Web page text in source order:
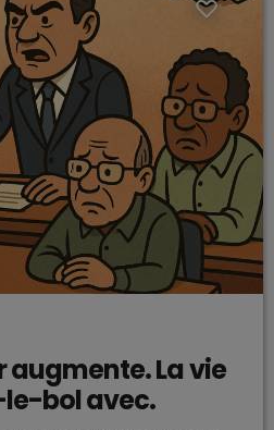
augmente. La vie
le-bol avec.